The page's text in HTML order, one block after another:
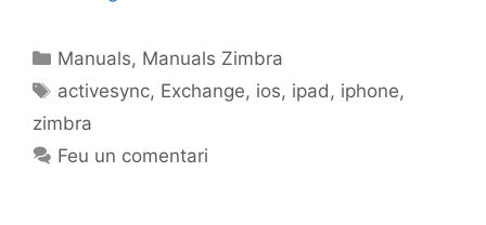
Manuals, Manuals Zimbra
activesync, Exchange, ios, ipad , iphone,
zimbra
Feu un comentari